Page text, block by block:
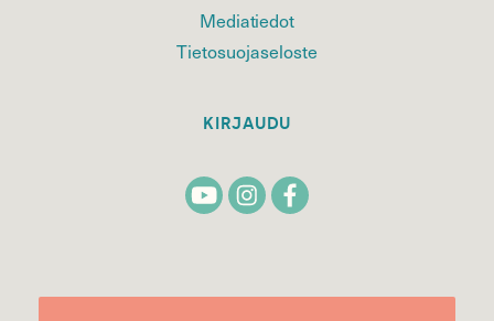
Mediatiedot
Tietosuojaseloste
KIRJAUDU